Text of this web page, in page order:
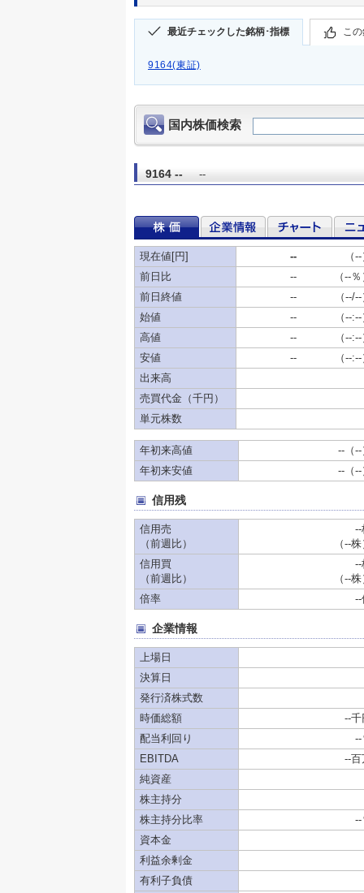
最近チェックした銘柄･指標 こ
9164(東証)